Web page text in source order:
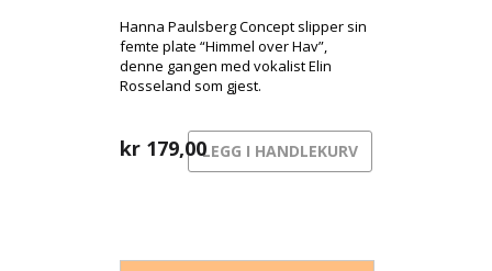
Hanna Paulsberg Concept slipper sin
femte plate “Himmel over Hav”,
denne gangen med vokalist Elin
Rosseland som gjest.
kr 179,00LEGG I HANDLEKURV